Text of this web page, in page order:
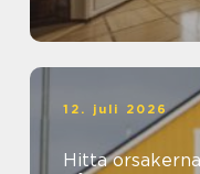
12. juli 2026
Hitta